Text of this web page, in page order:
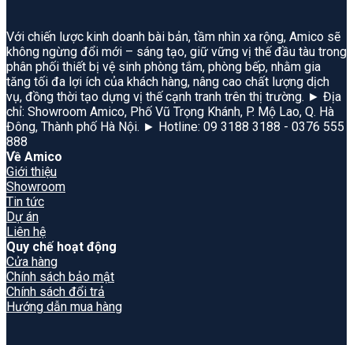
Với chiến lược kinh doanh bài bản, tầm nhìn xa rộng, Amico sẽ
không ngừng đổi mới – sáng tạo, giữ vững vị thế đầu tàu trong
phân phối thiết bị vệ sinh phòng tắm, phòng bếp, nhằm gia
tăng tối đa lợi ích của khách hàng, nâng cao chất lượng dịch
vụ, đồng thời tạo dựng vị thế cạnh tranh trên thị trường. ► Địa
chỉ: Showroom Amico, Phố Vũ Trọng Khánh, P. Mộ Lao, Q. Hà
Đông, Thành phố Hà Nội. ► Hotline: 09 3188 3188 - 0376 555
888
Về Amico
Giới thiệu
Showroom
Tin tức
Dự án
Liên hệ
Quy chế hoạt động
Cửa hàng
Chính sách bảo mật
Chính sách đổi trả
Hướng dẫn mua hàng